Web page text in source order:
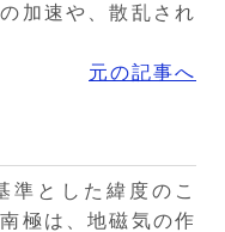
加速や、散乱され
元の記事へ
準とした緯度のこ
極は、地磁気の作